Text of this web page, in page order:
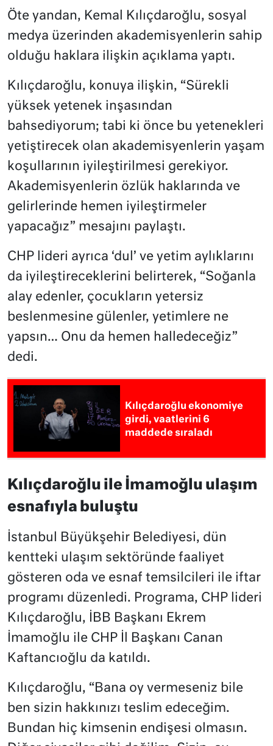
Öte yandan, Kemal Kılıçdaroğlu, sosyal
medya üzerinden akademisyenlerin sahip
olduğu haklara ilişkin açıklama yaptı.
Kılıçdaroğlu, konuya ilişkin, “Sürekli
yüksek yetenek inşasından
bahsediyorum; tabi ki önce bu yetenekleri
yetiştirecek olan akademisyenlerin yaşam
koşullarının iyileştirilmesi gerekiyor.
Akademisyenlerin özlük haklarında ve
gelirlerinde hemen iyileştirmeler
yapacağız” mesajını paylaştı.
CHP lideri ayrıca ‘dul’ ve yetim aylıklarını
da iyileştireceklerini belirterek, “Soğanla
alay edenler, çocukların yetersiz
beslenmesine gülenler, yetimlere ne
yapsın… Onu da hemen halledeceğiz”
dedi.
Kılıçdaroğlu ekonomiye
girdi, vaatlerini 6
maddede sıraladı
Kılıçdaroğlu ile İmamoğlu ulaşım
esnafıyla buluştu
İstanbul Büyükşehir Belediyesi, dün
kentteki ulaşım sektöründe faaliyet
gösteren oda ve esnaf temsilcileri ile iftar
programı düzenledi. Programa, CHP lideri
Kılıçdaroğlu, İBB Başkanı Ekrem
İmamoğlu ile CHP İl Başkanı Canan
Kaftancıoğlu da katıldı.
Kılıçdaroğlu, “Bana oy vermeseniz bile
ben sizin hakkınızı teslim edeceğim.
Bundan hiç kimsenin endişesi olmasın.